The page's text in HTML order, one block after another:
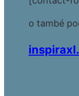
o també